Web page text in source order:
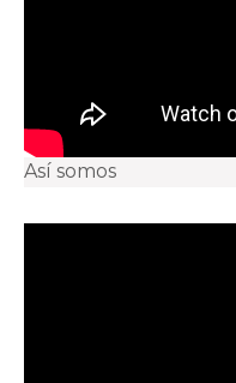
Así somos